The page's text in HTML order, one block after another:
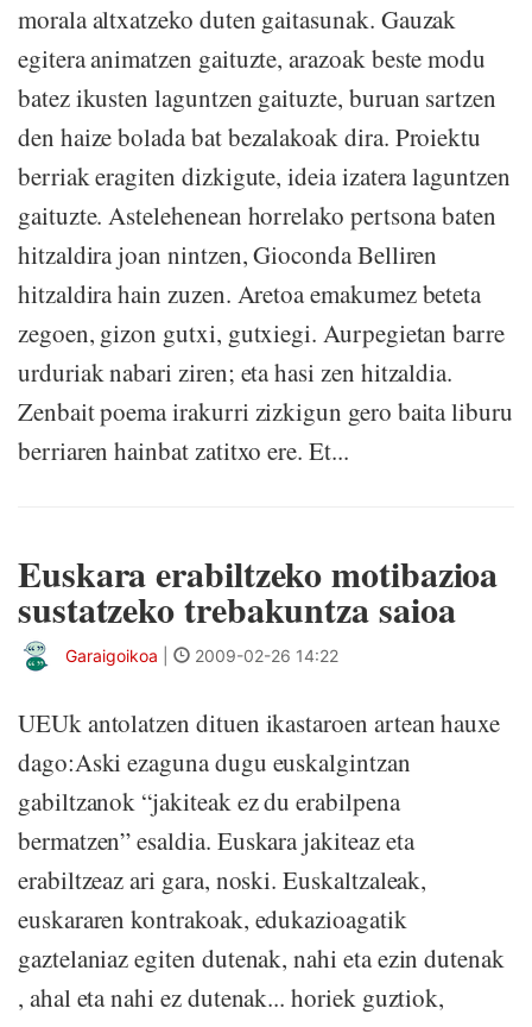
morala altxatzeko duten gaitasunak. Gauzak
egitera animatzen gaituzte, arazoak beste modu
batez ikusten laguntzen gaituzte, buruan sartzen
den haize bolada bat bezalakoak dira. Proiektu
berriak eragiten dizkigute, ideia izatera laguntzen
gaituzte. Astelehenean horrelako pertsona baten
hitzaldira joan nintzen, Gioconda Belliren
hitzaldira hain zuzen. Aretoa emakumez beteta
zegoen, gizon gutxi, gutxiegi. Aurpegietan barre
urduriak nabari ziren; eta hasi zen hitzaldia.
Zenbait poema irakurri zizkigun gero baita liburu
berriaren hainbat zatitxo ere. Et...
Euskara erabiltzeko motibazioa
sustatzeko trebakuntza saioa
Garaigoikoa 2009-02-26 14:22
UEUk antolatzen dituen ikastaroen artean hauxe
dago:Aski ezaguna dugu euskalgintzan
gabiltzanok “jakiteak ez du erabilpena
bermatzen” esaldia. Euskara jakiteaz eta
erabiltzeaz ari gara, noski. Euskaltzaleak,
euskararen kontrakoak, edukazioagatik
gaztelaniaz egiten dutenak, nahi eta ezin dutenak
, ahal eta nahi ez dutenak... horiek guztiok,